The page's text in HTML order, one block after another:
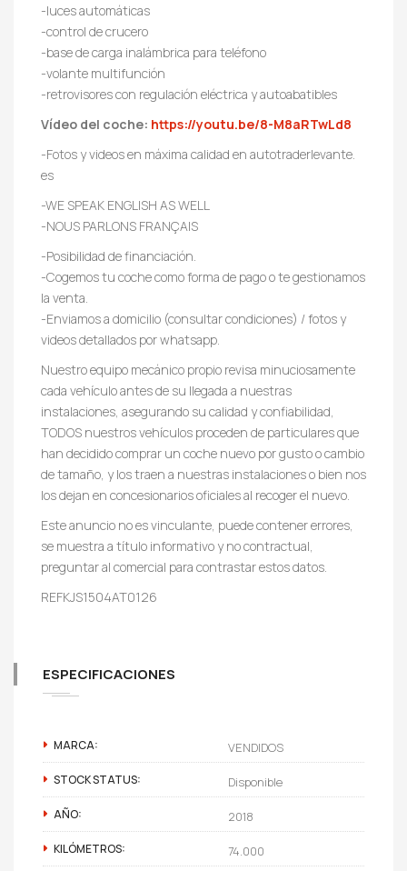
-luces automáticas
-control de crucero
-base de carga inalámbrica para teléfono
-volante multifunción
-retrovisores con regulación eléctrica y autoabatibles
Vídeo del coche: https://youtu.be/8-M8aRTwLd8
-Fotos y videos en máxima calidad en autotraderlevante.
es
-WE SPEAK ENGLISH AS WELL
-NOUS PARLONS FRANÇAIS
-Posibilidad de financiación.
-Cogemos tu coche como forma de pago o te gestionamos
la venta.
-Enviamos a domicilio (consultar condiciones) / fotos y
videos detallados por whatsapp.
Nuestro equipo mecánico propio revisa minuciosamente
cada vehículo antes de su llegada a nuestras
instalaciones, asegurando su calidad y confiabilidad,
TODOS nuestros vehículos proceden de particulares que
han decidido comprar un coche nuevo por gusto o cambio
de tamaño, y los traen a nuestras instalaciones o bien nos
los dejan en concesionarios oficiales al recoger el nuevo.
Este anuncio no es vinculante, puede contener errores,
se muestra a título informativo y no contractual,
preguntar al comercial para contrastar estos datos.
REFKJS1504AT0126
ESPECIFICACIONES
MARCA: VENDIDOS
STOCK STATUS: Disponible
AÑO: 2018
KILÓMETROS: 74.000